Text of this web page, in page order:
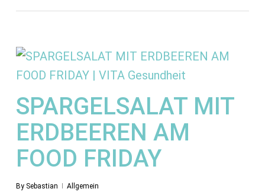
SPARGELSALAT MIT
ERDBEEREN AM
FOOD FRIDAY
By Sebastian Allgemein